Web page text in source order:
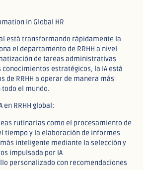
in Global HR
está transformando rápidamente la
el departamento de RRHH a nivel
de tareas administrativas
estratégicos, la IA está
de RRHH a operar de manera más
el mundo.
en RRHH global:
rutinarias como el procesamiento de
tiempo y la elaboración de informes
inteligente mediante la selección y
impulsada por IA
personalizado con recomendaciones